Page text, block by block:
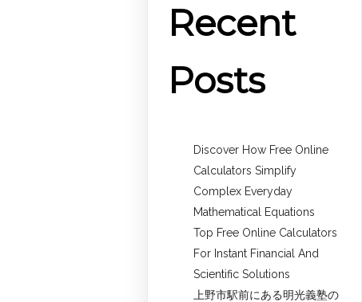
Recent
Posts
Discover How Free Online
Calculators Simplify
Complex Everyday
Mathematical Equations
Top Free Online Calculators
For Instant Financial And
Scientific Solutions
上野市駅前にある明光義塾の